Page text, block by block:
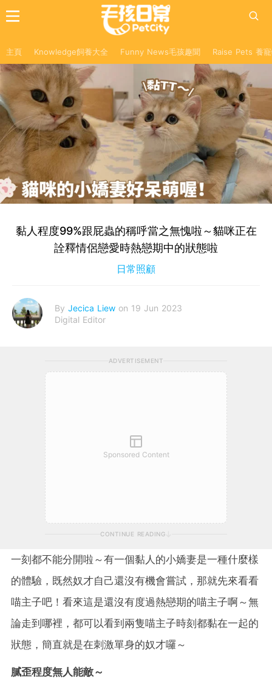
主頁 Knowledge飼養大全 Funny News毛孩趣聞 Raise Pets 養
黏人程度99%跟屁蟲的稱呼當之無愧啦～貓咪正在
詮釋情侶戀愛時熱戀期中的狀態啦
日常照顧
By Jecica Liew on 19 Jun 2023
Digital Editor
ADVERTISEMENT
Sponsored Content
CONTINUE READING
一刻都不能分開啦～有一個黏人的小嬌妻是一種什麼樣
的體驗，既然奴才自己還沒有機會嘗試，那就先來看看
喵主子吧！看來這是還沒有度過熱戀期的喵主子啊～無
論走到哪裡，都可以看到兩隻喵主子時刻都黏在一起的
狀態，簡直就是在刺激單身的奴才囉～
膩歪程度無人能敵～